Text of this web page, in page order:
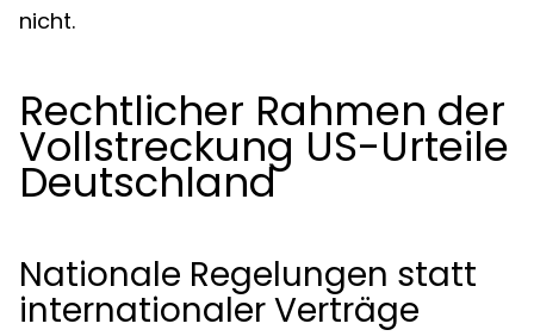
nicht.
Rechtlicher Rahmen der
Vollstreckung US-Urteile
Deutschland
Nationale Regelungen statt
internationaler Verträge